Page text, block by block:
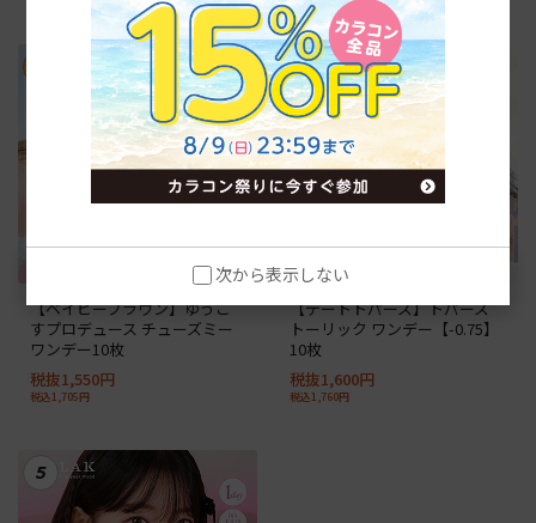
【ベイビーブラウン】ゆうこ
すプロデュース チューズミー
ワンデー10枚
税抜1,550円
税込1,705円
4
【デートトパーズ】トパーズ
トーリック ワンデー【-0.75】
10枚
税抜1,600円
税込1,760円
5
次から表示しない